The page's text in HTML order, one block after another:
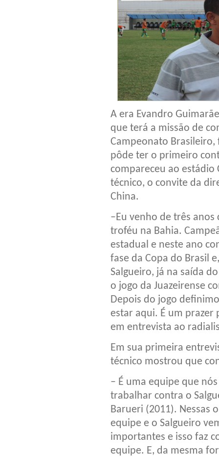
A era Evandro
que terá a missão de
Campeonato
pôde ter o primeiro
compareceu ao estádio
técnico, o convite da
China.
–Eu venho de três anos
troféu na Bahia.
estadual e neste ano
fase da Copa do Brasil
Salgueiro, já na saída
o jogo da Juazeirense
Depois do jogo
estar aqui. É um prazer
em entrevista ao
Em sua primeira
técnico mostrou que
– É uma equipe que
trabalhar contra o
Barueri (2011). Nessas
equipe e o Salgueiro
importantes e isso faz
equipe. E, da mesma